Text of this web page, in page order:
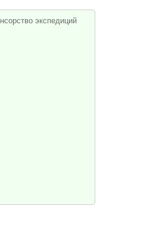
экспедиций